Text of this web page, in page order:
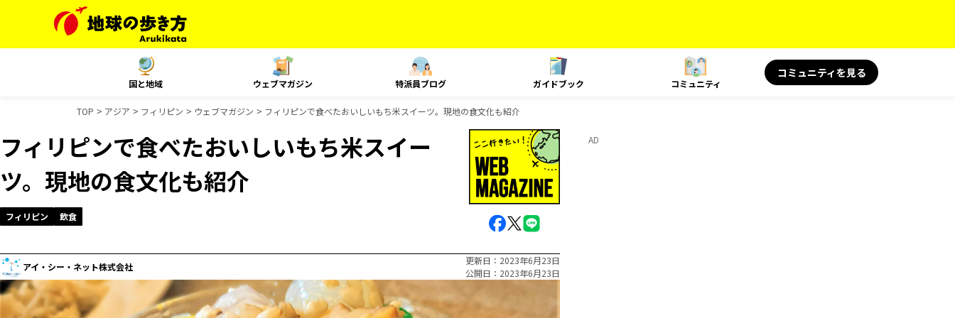
国と地域 ウェブマガジン 特派員ブログ ガイドブック コミュニティ
コミュニティを見る
TOP アジア フィリピン ウェブマガジン フィリピンで食べたおいしいもち米スイーツ。現地の食文化も紹介
フィリピンで食べたおいしいもち米スイー
ツ。現地の食文化も紹介
フィリピン 飲食
アイ・シー・ネット株式会社
更新日
2023年6月23日
公開日
2023年6月23日
AD